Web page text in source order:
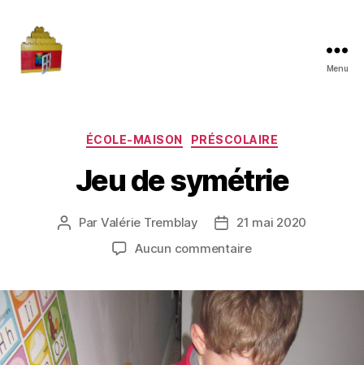
Menu
Catégories
ÉCOLE-MAISON PRÉSCOLAIRE
Jeu de symétrie
Auteur
Par Valérie Tremblay
Date21 mai 2020
Aucun commentairesur
symétrie